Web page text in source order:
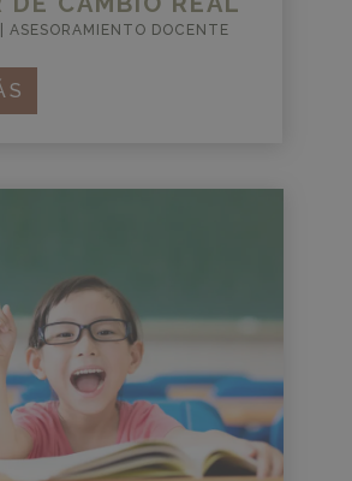
ASESORAMIENTO DOCENTE